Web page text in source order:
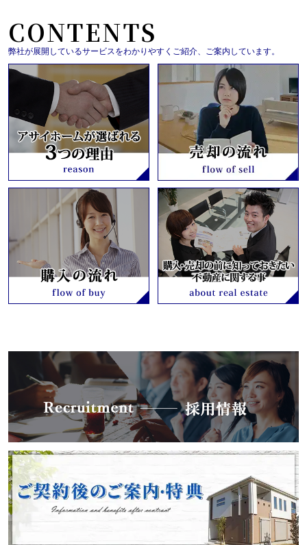
CONTENTS
弊社が展開しているサービスをわかりやすくご紹介、ご案内しています。